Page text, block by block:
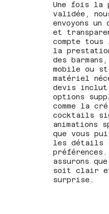
Une fois la
validée,
envoyons
et
compte tous
la
des
mobile ou
matériel
devis inclut
options
comme la
cocktails
animations
que vous
les détails
préférences.
assurons
soit clair
surprise.